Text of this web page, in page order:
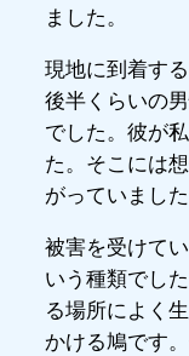
ました。
現地に到着す
後半くらいの
でした。彼が
た。そこには
がっていました
被害を受けて
いう種類でし
る場所によく
かける鳩です